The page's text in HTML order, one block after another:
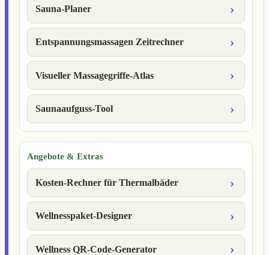
Sauna-Planer
Entspannungsmassagen Zeitrechner
Visueller Massagegriffe-Atlas
Saunaaufguss-Tool
Angebote & Extras
Kosten-Rechner für Thermalbäder
Wellnesspaket-Designer
Wellness QR-Code-Generator